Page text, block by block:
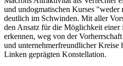
und undogmatischen Kurses
deutlich im Schwinden. Mit aller
den Ansatz für die Möglichkeit einer
erkennen, weg von der
und unternehmerfreundlicher Kreise
Linken geprägten Konstellation.